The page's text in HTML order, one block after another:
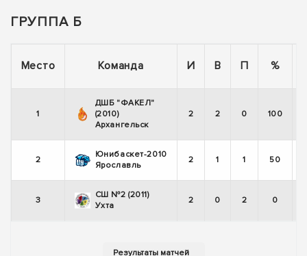
ГРУППА Б
Место Команда И В П %
1
ДШБ "ФАКЕЛ"
(2010)
Архангельск
2 2 0 100
2
Юнибаскет-2010
Ярославль
2 1 1 50
3
СШ №2 (2011)
Ухта
2 0 2 0